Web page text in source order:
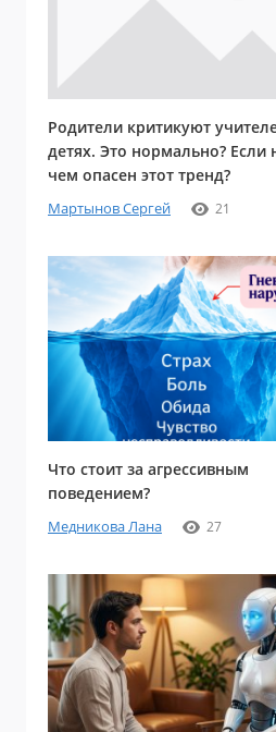
Родители критикуют
детях. Это нормально? Если
чем опасен этот тренд?
Мартынов Сергей 21
Что стоит за агрессивным
поведением?
Медникова Лана 27